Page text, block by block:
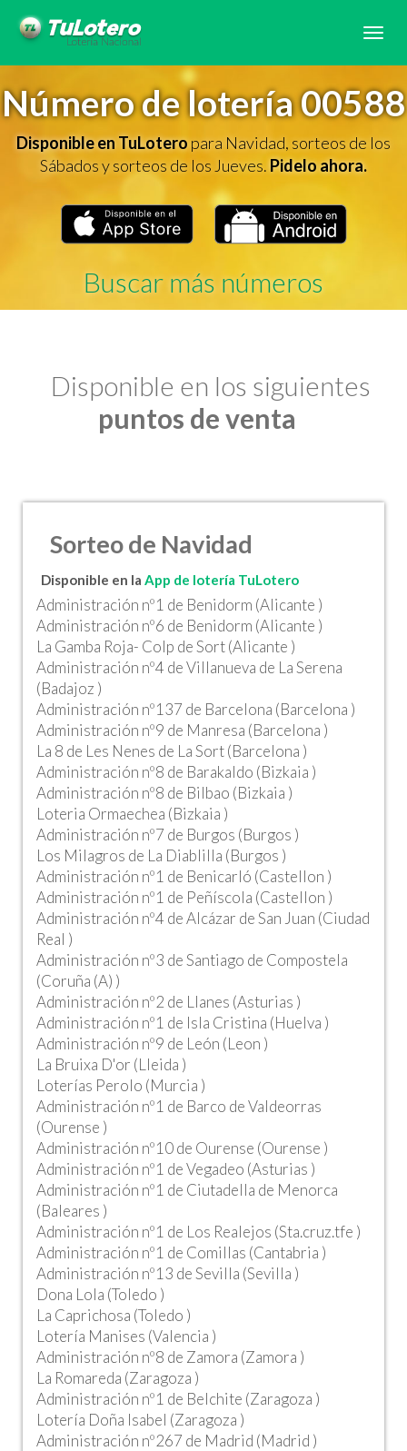
Número de lotería 00588
Disponible en TuLoteropara Navidad, sorteos de los
Sábados y sorteos de los Jueves.Pidelo ahora.
Buscar más números
Disponible en los siguientes
puntos de venta
Sorteo de Navidad
Disponible en la App de lotería TuLotero
Administración nº1 de Benidorm (Alicante )
Administración nº6 de Benidorm (Alicante )
La Gamba Roja- Colp de Sort (Alicante )
Administración nº4 de Villanueva de La Serena
(Badajoz )
Administración nº137 de Barcelona (Barcelona )
Administración nº9 de Manresa (Barcelona )
La 8 de Les Nenes de La Sort (Barcelona )
Administración nº8 de Barakaldo (Bizkaia )
Administración nº8 de Bilbao (Bizkaia )
Loteria Ormaechea (Bizkaia )
Administración nº7 de Burgos (Burgos )
Los Milagros de La Diablilla (Burgos )
Administración nº1 de Benicarló (Castellon )
Administración nº1 de Peñíscola (Castellon )
Administración nº4 de Alcázar de San Juan (Ciudad
Real )
Administración nº3 de Santiago de Compostela
(Coruña (A) )
Administración nº2 de Llanes (Asturias )
Administración nº1 de Isla Cristina (Huelva )
Administración nº9 de León (Leon )
La Bruixa D'or (Lleida )
Loterías Perolo (Murcia )
Administración nº1 de Barco de Valdeorras
(Ourense )
Administración nº10 de Ourense (Ourense )
Administración nº1 de Vegadeo (Asturias )
Administración nº1 de Ciutadella de Menorca
(Baleares )
Administración nº1 de Los Realejos (Sta.cruz.tfe )
Administración nº1 de Comillas (Cantabria )
Administración nº13 de Sevilla (Sevilla )
Dona Lola (Toledo )
La Caprichosa (Toledo )
Lotería Manises (Valencia )
Administración nº8 de Zamora (Zamora )
La Romareda (Zaragoza )
Administración nº1 de Belchite (Zaragoza )
Lotería Doña Isabel (Zaragoza )
Administración nº267 de Madrid (Madrid )